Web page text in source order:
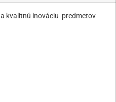
kvalitnú inováciu predmetov